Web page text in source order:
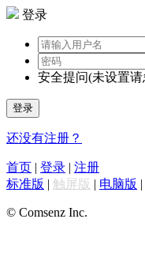
登录
安全提问(未设置
登录
还没有注册？
首页 | 登录 | 注册
标准版 | 触屏版 | 电脑版 |
© Comsenz Inc.